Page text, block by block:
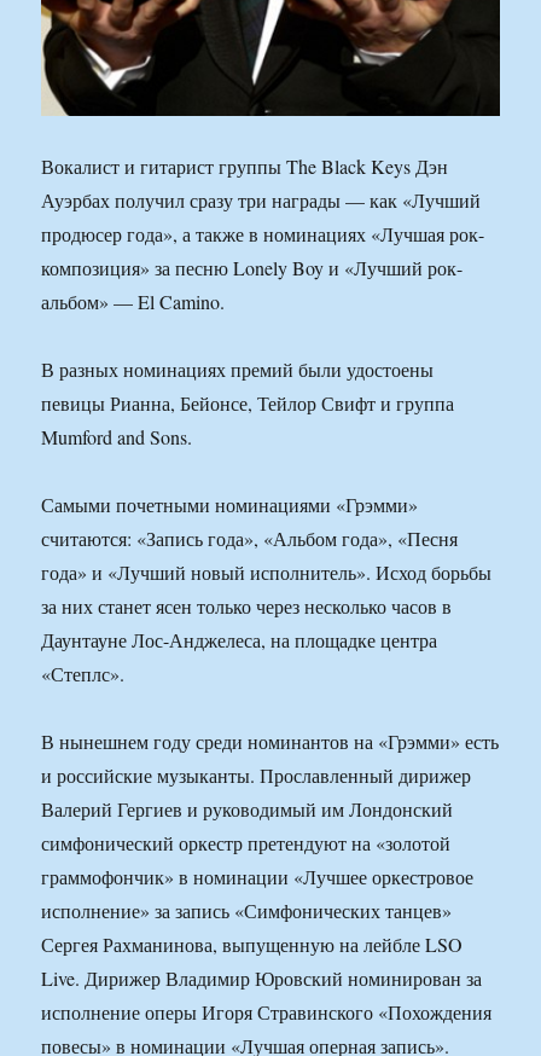
Вокалист и гитарист группы The Black Keys Дэн
Ауэрбах получил сразу три награды — как «Лучший
продюсер года», а также в номинациях «Лучшая рок-
композиция» за песню Lonely Boy и «Лучший рок-
альбом» — El Camino.
В разных номинациях премий были удостоены
певицы Рианна, Бейонсе, Тейлор Свифт и группа
Mumford and Sons.
Самыми почетными номинациями «Грэмми»
считаются: «Запись года», «Альбом года», «Песня
года» и «Лучший новый исполнитель». Исход борьбы
за них станет ясен только через несколько часов в
Даунтауне Лос-Анджелеса, на площадке центра
«Степлс».
В нынешнем году среди номинантов на «Грэмми» есть
и российские музыканты. Прославленный дирижер
Валерий Гергиев и руководимый им Лондонский
симфонический оркестр претендуют на «золотой
граммофончик» в номинации «Лучшее оркестровое
исполнение» за запись «Симфонических танцев»
Сергея Рахманинова, выпущенную на лейбле LSO
Live. Дирижер Владимир Юровский номинирован за
исполнение оперы Игоря Стравинского «Похождения
повесы» в номинации «Лучшая оперная запись».